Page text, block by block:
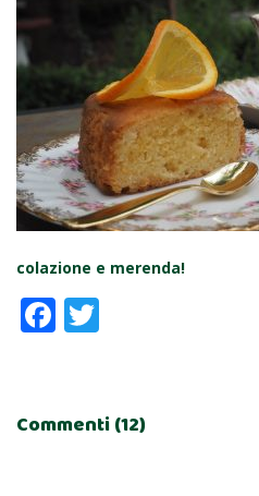
colazione e merenda!
Facebook
Commenti (12)